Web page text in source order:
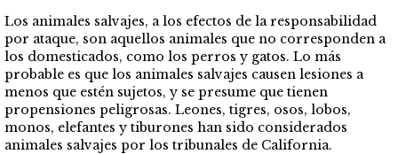
Los animales salvajes, a los efectos de la responsabilidad
por ataque, son aquellos animales que no corresponden a
los domesticados, como los perros y gatos. Lo más
probable es que los animales salvajes causen lesiones a
menos que estén sujetos, y se presume que tienen
propensiones peligrosas. Leones, tigres, osos, lobos,
monos, elefantes y tiburones han sido considerados
animales salvajes por los tribunales de California.